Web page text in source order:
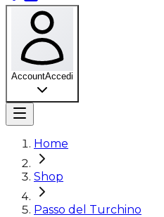
AccountAccedi
Home
Shop
Passo del Turchino